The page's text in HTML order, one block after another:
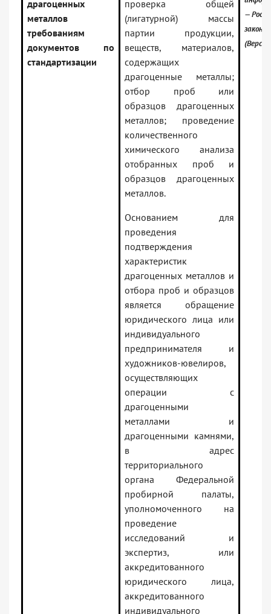
драгоценных
металлов
требованиям
документов по
стандартизации
проверка общей
(лигатурной) массы
партии продукции,
веществ, материалов,
содержащих
драгоценные металлы;
отбор проб или
образцов драгоценных
металлов; проведение
количественного
химического анализа
отобранных проб и
образцов драгоценных
металлов.
Основанием для
проведения
подтверждения
характеристик
драгоценных металлов и
отбора проб и образцов
является обращение
юридического лица или
индивидуального
предпринимателя и
художников-ювелиров,
осуществляющих
операции с
драгоценными
металлами и
драгоценными камнями,
в адрес
территориального
органа Федеральной
пробирной палаты,
уполномоченного на
проведение
исследований и
экспертиз, или
аккредитованного
юридического лица,
аккредитованного
индивидуального
—